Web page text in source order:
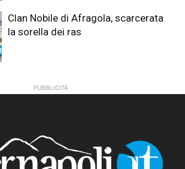
Clan Nobile di Afragola, scarcerata
la sorella dei ras
PUBBLICITÀ